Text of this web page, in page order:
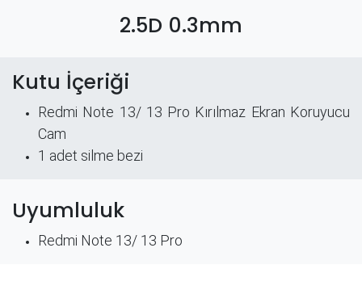
2.5D 0.3mm
Kutu İçeriği
Redmi Note 13/ 13 Pro Kırılmaz Ekran Koruyucu
Cam
​1 adet silme bezi
Uyumluluk
Redmi Note 13/ 13 Pro